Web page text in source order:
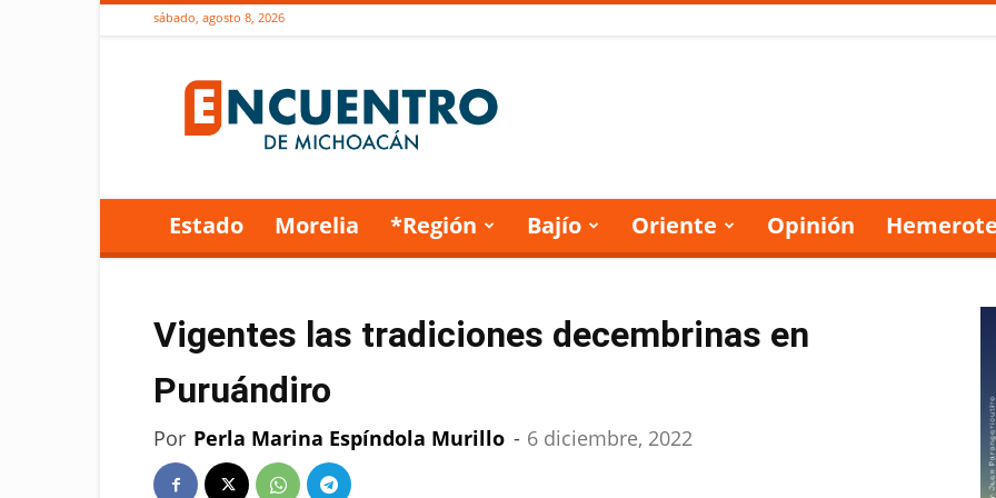
sábado, agosto 8, 2026
de
Michoacán
Estado Morelia *Región Bajío Oriente Opinión
Vigentes las tradiciones decembrinas en
Puruándiro
Por Perla Marina Espíndola Murillo - 6 diciembre, 2022